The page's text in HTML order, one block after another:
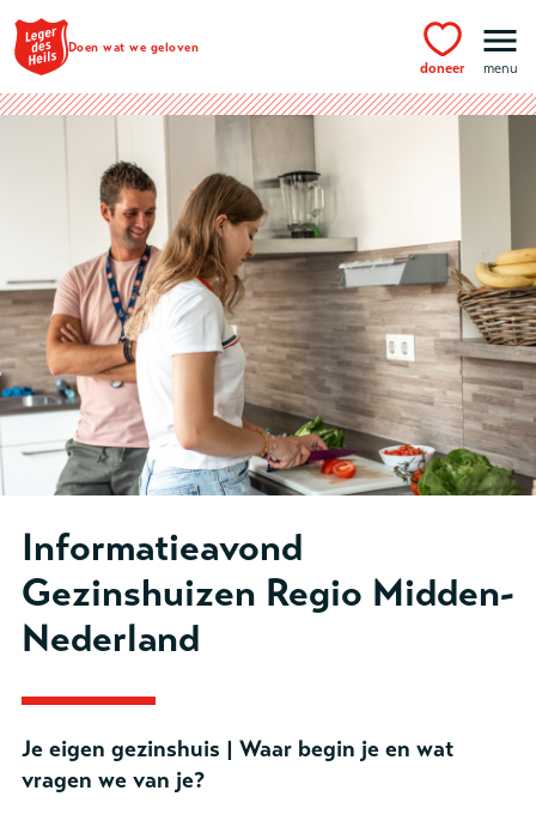
Ga naar hoofdinhoud
Doen wat we geloven
doneer menu
Informatieavond
Gezinshuizen Regio Midden-
Nederland
Je eigen gezinshuis | Waar begin je en wat
vragen we van je?